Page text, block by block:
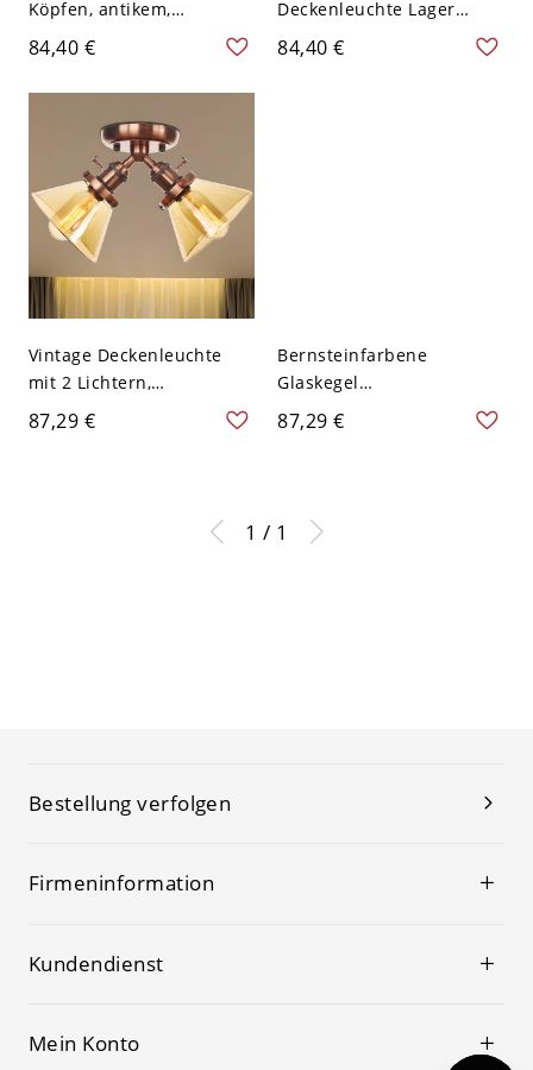
Köpfen, antikem,
halbflächenbündigem
Kupfermontagehalter und
klarem, sphärischem Glas
84,40 €
Deckenleuchte Lager
Kupfer Finish Klares Glas
Halbflächen-
84,40 €
Vintage Deckenleuchte
mit 2 Lichtern,
halbmontierte
Beleuchtung in Kupfer mit
87,29 €
Bernsteinfarbene
Glaskegel
Halbflächenmontageleuch
te Lagerhaus 2 Lichter
Kupfer
87,29 €
1 / 1
Bestellung verfolgen
Firmeninformation
Kundendienst
Mein Konto